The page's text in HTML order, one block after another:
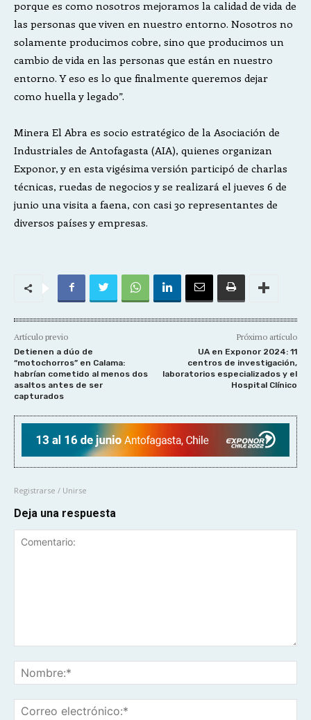
porque es como nosotros mejoramos la calidad de vida de
las personas que viven en nuestro entorno. Nosotros no
solamente producimos cobre, sino que producimos un
cambio de vida en las personas que están en nuestro
entorno. Y eso es lo que finalmente queremos dejar
como huella y legado”.
Minera El Abra es socio estratégico de la Asociación de
Industriales de Antofagasta (AIA), quienes organizan
Exponor, y en esta vigésima versión participó de charlas
técnicas, ruedas de negocios y se realizará el jueves 6 de
junio una visita a faena, con casi 30 representantes de
diversos países y empresas.
Artículo previo
Detienen a dúo de
“motochorros” en Calama:
habrían cometido al menos dos
asaltos antes de ser
capturados
Próximo artículo
UA en Exponor 2024: 11
centros de investigación,
laboratorios especializados y el
Hospital Clínico
Registrarse / Unirse
Deja una respuesta